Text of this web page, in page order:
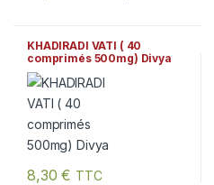
KHADIRADI VATI ( 40
comprimés 500mg) Divya
8,30€ TTC